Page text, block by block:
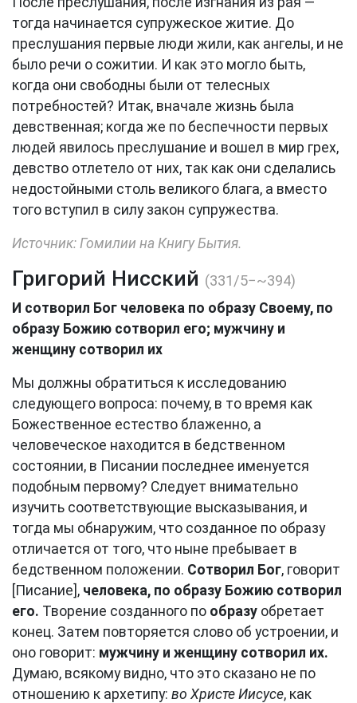
тогда начинается супружеское житие. До
преслушания первые люди жили, как ангелы, и не
было речи о сожитии. И как это могло быть,
когда они свободны были от телесных
потребностей? Итак, вначале жизнь была
девственная; когда же по беспечности первых
людей явилось преслушание и вошел в мир грех,
девство отлетело от них, так как они сделались
недостойными столь великого блага, а вместо
того вступил в силу закон супружества.
Источник: Гомилии на Книгу Бытия.
Григорий Нисский (331/5−~394)
И сотворил Бог человека по образу Своему, по
образу Божию сотворил его; мужчину и
женщину сотворил их
Мы должны обратиться к исследованию
следующего вопроса: почему, в то время как
Божественное естество блаженно, а
человеческое находится в бедственном
состоянии, в Писании последнее именуется
подобным первому? Следует внимательно
изучить соответствующие высказывания, и
тогда мы обнаружим, что созданное по образу
отличается от того, что ныне пребывает в
бедственном положении. Сотворил Бог, говорит
[Писание], человека, по образу Божию сотворил
его. Творение созданного по образу обретает
конец. Затем повторяется слово об устроении, и
оно говорит: мужчину и женщину сотворил их.
Думаю, всякому видно, что это сказано не по
отношению к архетипу: во Христе Иисусе, как